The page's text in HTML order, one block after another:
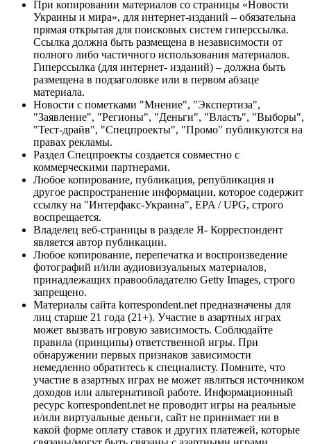
При копировании материалов со страницы «Новости
Украины и мира», для интернет-изданий – обязательна
прямая открытая для поисковых систем гиперссылка.
Ссылка должна быть размещена в независимости от
полного либо частичного использования материалов.
Гиперссылка (для интернет- изданий) – должна быть
размещена в подзаголовке или в первом абзаце
материала.
Новости с пометками "Мнение", "Экспертиза",
"Заявление", "Регионы", "Деньги", "Власть", "Выборы",
"Тест-драйв", "Спецпроекты", "Промо" публикуются на
правах рекламы.
Раздел Спецпроекты создается совместно с
коммерческими партнерами.
Любое копирование, публикация, републикация и
другое распространение информации, которое содержит
ссылку на "Интерфакс-Украина", EPA / UPG, строго
воспрещается.
Владелец веб-страницы в разделе Я- Корреспондент
является автор публикации.
Любое копирование, перепечатка и воспроизведение
фотографий и/или аудиовизуальных материалов,
принадлежащих правообладателю Getty Images, строго
запрещено.
Материалы сайта korrespondent.net предназначены для
лиц старше 21 года (21+). Участие в азартных играх
может вызвать игровую зависимость. Соблюдайте
правила (принципы) ответственной игры. При
обнаружении первых признаков зависимости
немедленно обратитесь к специалисту. Помните, что
участие в азартных играх не может являться источником
доходов или альтернативой работе. Информационный
ресурс korrespondent.net не проводит игры на реальные
и/или виртуальные деньги, сайт не принимает ни в
какой форме оплату ставок и других платежей, которые